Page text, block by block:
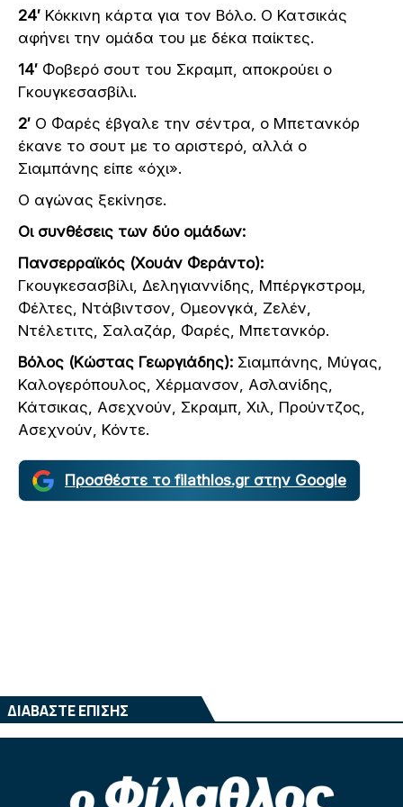
24′ Κόκκινη κάρτα για τον Βόλο. Ο Κατσικάς
αφήνει την ομάδα του με δέκα παίκτες.
14′ Φοβερό σουτ του Σκραμπ, αποκρούει ο
Γκουγκεσασβίλι.
2′ Ο Φαρές έβγαλε την σέντρα, ο Μπετανκόρ
έκανε το σουτ με το αριστερό, αλλά ο
Σιαμπάνης είπε «όχι».
Ο αγώνας ξεκίνησε.
Οι συνθέσεις των δύο ομάδων:
Πανσερραϊκός (Χουάν Φεράντο):
Γκουγκεσασβίλι, Δεληγιαννίδης, Μπέργκστρομ,
Φέλτες, Ντάβιντσον, Ομεονγκά, Ζελέν,
Ντέλετιτς, Σαλαζάρ, Φαρές, Μπετανκόρ.
Βόλος (Κώστας Γεωργιάδης): Σιαμπάνης, Μύγας,
Καλογερόπουλος, Χέρμανσον, Ασλανίδης,
Κάτσικας, Ασεχνούν, Σκραμπ, Χιλ, Προύντζος,
Ασεχνούν, Κόντε.
Προσθέστε το filathlos.gr στην Google
ΔΙΑΒΑΣΤΕ ΕΠΙΣΗΣ